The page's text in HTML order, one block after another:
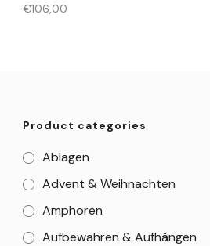
€106,00
Product categories
Ablagen
Advent & Weihnachten
Amphoren
Aufbewahren & Aufhängen